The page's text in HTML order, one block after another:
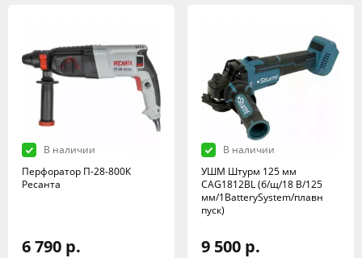
В наличии
Перфоратор П-28-800К
Ресанта
6 790 р.
В наличии
УШМ Штурм 125 мм
CAG1812BL (б/щ/18 В/125
мм/1BatterySystem/плавн
пуск)
9 500 р.